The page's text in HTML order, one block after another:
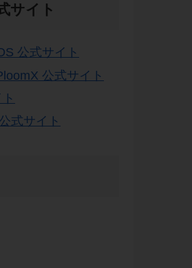
サイト
公式サイト
公式サイト
式サイト